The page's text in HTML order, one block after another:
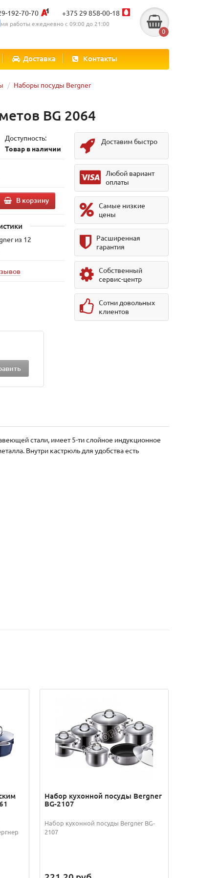
192-70-70 +375 29 858-00-18
работы ежедневно с 09:00 до 21:00
0
Доставка Контакты
Наборы посуды Bergner
BG 2064
Доступность:
Товар в наличии
В корзину
из 12
Доставим быстро
Любой вариант
оплаты
Самые низкие
цены
Расширенная
гарантия
Собственный
сервис-центр
Сотни довольных
клиентов
стали, имеет 5-ти слойное индукционное
Внутри кастрюль для удобства есть
Набор кухонной посуды Bergner
BG-2107
Набор кухонной посуды Bergner BG-
2107